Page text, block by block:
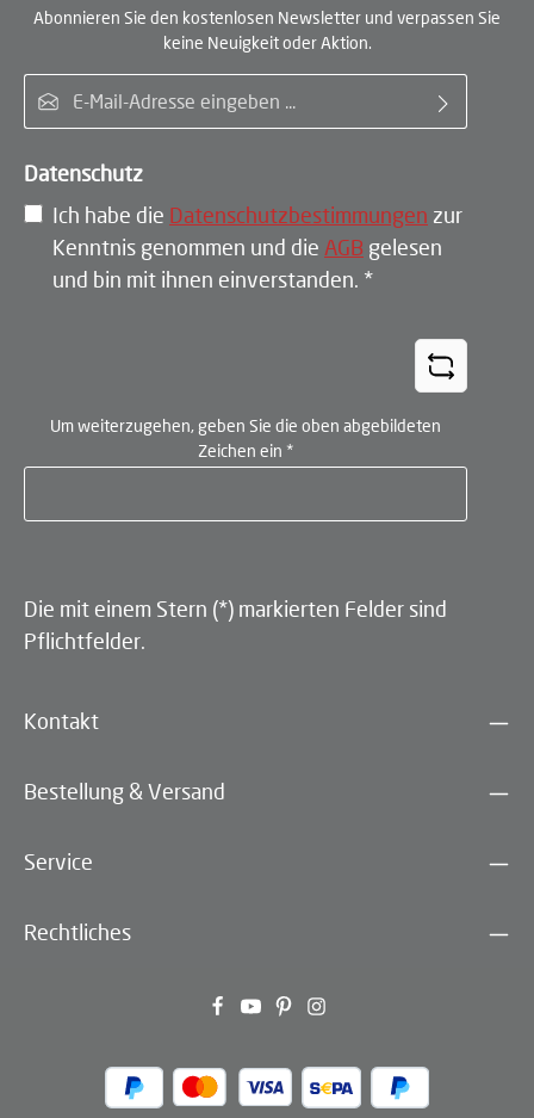
Abonnieren Sie den kostenlosen Newsletter und verpassen Sie
keine Neuigkeit oder Aktion.
Datenschutz
Ich habe die Datenschutzbestimmungen zur
Kenntnis genommen und die AGB gelesen
und bin mit ihnen einverstanden. *
Um weiterzugehen, geben Sie die oben abgebildeten
Zeichen ein *
Die mit einem Stern (*) markierten Felder sind
Pflichtfelder.
Kontakt
Bestellung & Versand
Service
Rechtliches